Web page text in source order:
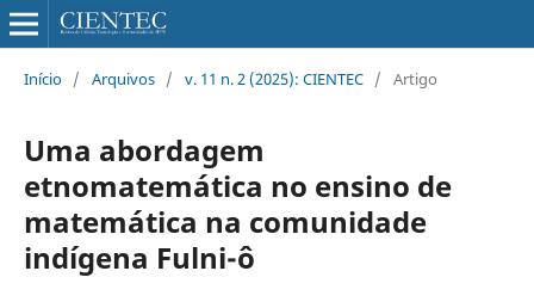
Início / Arquivos / v. 11 n. 2 (2025): CIENTEC / Artigo
Uma abordagem
etnomatemática no ensino de
matemática na comunidade
indígena Fulni-ô